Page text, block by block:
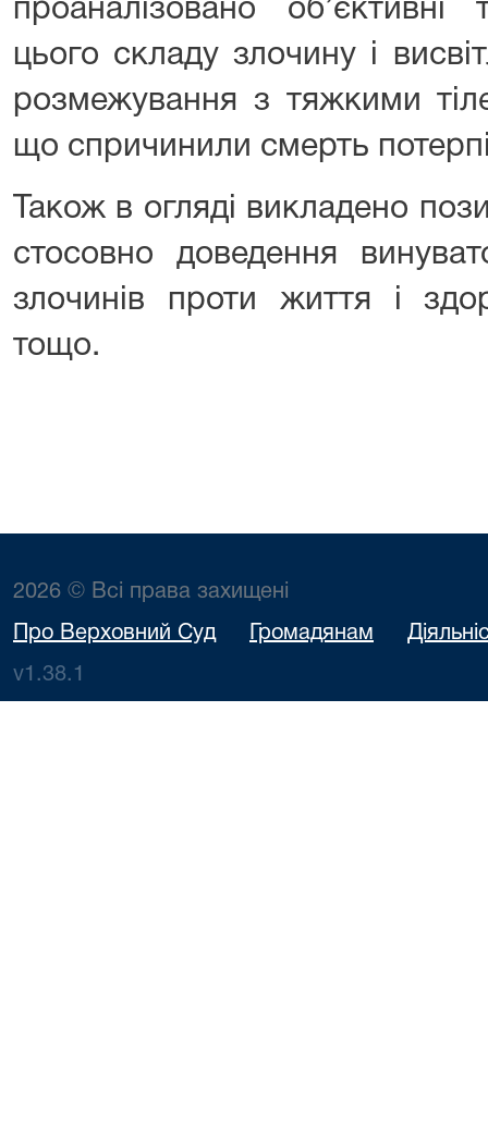
проаналізовано об’єктивні
цього складу злочину і
розмежування з тяжкими
що спричинили смерть
Також в огляді викладено
стосовно доведення
злочинів проти життя і
тощо.
2026 © Всі права захищені
Про Верховний Суд Громадянам
v1.38.1